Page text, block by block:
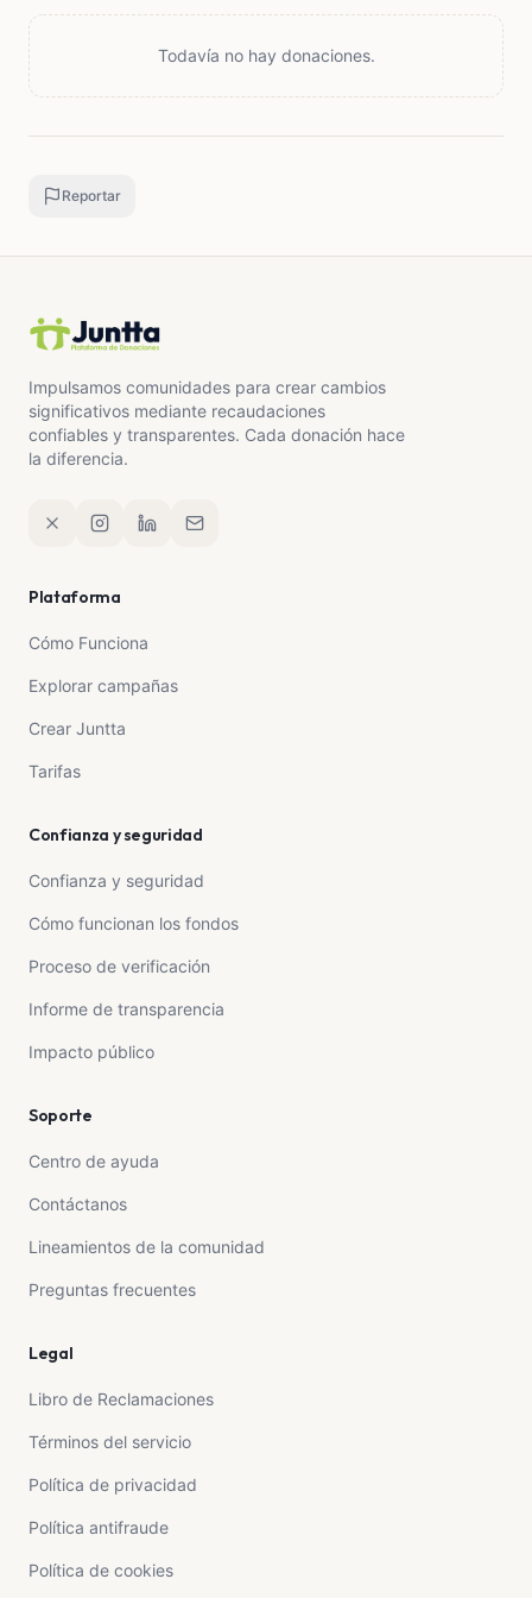
situaciones que se salen de mis manos. Les
agradecería de corazón su granito de arena para yo
esté año poder mejorar mi salud y así estar más
tranquila a nivel psicológico besos desde peru. Les
aclaro todo esto es comprobable tengo mis
Todavía no hay donaciones.
Reportar
Impulsamos comunidades para crear cambios
significativos mediante recaudaciones
confiables y transparentes. Cada donación hace
la diferencia.
Plataforma
Cómo Funciona
Explorar campañas
Crear Juntta
Tarifas
Confianza y seguridad
Confianza y seguridad
Cómo funcionan los fondos
Proceso de verificación
Informe de transparencia
Impacto público
Soporte
Centro de ayuda
Contáctanos
Lineamientos de la comunidad
Preguntas frecuentes
Legal
Libro de Reclamaciones
Términos del servicio
Política de privacidad
Política antifraude
Política de cookies